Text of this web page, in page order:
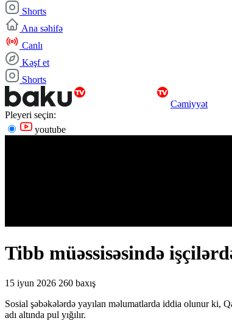
Shorts
Ana səhifə
Canlı
Kəşf et
Shorts
Cəmiyyət
Pleyeri seçin:
youtube
Tibb müəssisəsində
15 iyun 2026 260 baxış
Sosial şəbəkələrdə yayılan məlumatlarda iddia olunur ki,
adı altında pul yığılır.